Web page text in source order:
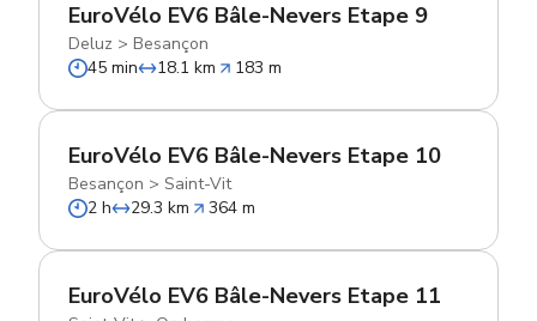
EuroVélo EV6 Bâle-Nevers Etape 9
Deluz > Besançon
45 min
18.1 km 183 m
EuroVélo EV6 Bâle-Nevers Etape 10
Besançon > Saint-Vit
2 h
29.3 km 364 m
EuroVélo EV6 Bâle-Nevers Etape 11